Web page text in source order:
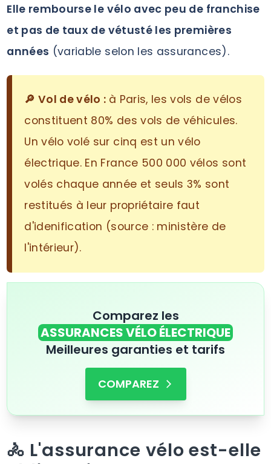
Elle rembourse le vélo avec peu de franchise
et pas de taux de vétusté les premières
années (variable selon les assurances).
🔎 Vol de vélo : à Paris, les vols de vélos
constituent 80% des vols de véhicules.
Un vélo volé sur cinq est un vélo
électrique. En France 500 000 vélos sont
volés chaque année et seuls 3% sont
restitués à leur propriétaire faut
d'idenification (source : ministère de
l'intérieur).
Comparez les
ASSURANCES VÉLO ÉLECTRIQUE
Meilleures garanties et tarifs
COMPAREZ
🚴 L'assurance vélo est-elle